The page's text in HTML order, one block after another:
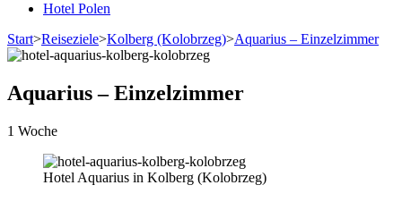
Hotel Polen
Start>Reiseziele>Kolberg (Kolobrzeg)>Aquarius – Einzelzimmer
Aquarius – Einzelzimmer
1 Woche
Hotel Aquarius in Kolberg (Kolobrzeg)